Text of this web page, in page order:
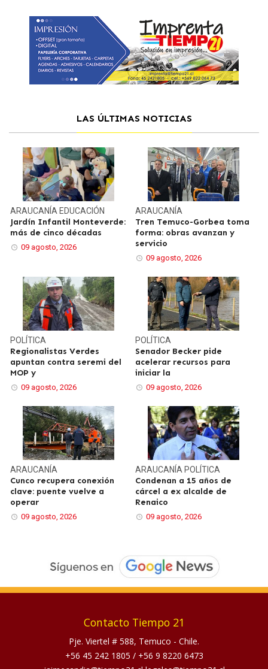
LAS ÚLTIMAS NOTICIAS
ARAUCANÍA EDUCACIÓN
Jardín Infantil Monteverde:
más de cinco décadas
09 agosto, 2026
ARAUCANÍA
Tren Temuco-Gorbea toma
forma: obras avanzan y
servicio
09 agosto, 2026
POLÍTICA
Regionalistas Verdes
apuntan contra seremi del
MOP y
09 agosto, 2026
POLÍTICA
Senador Becker pide
acelerar recursos para
iniciar la
09 agosto, 2026
ARAUCANÍA
Cunco recupera conexión
clave: puente vuelve a
operar
09 agosto, 2026
ARAUCANÍA POLÍTICA
Condenan a 15 años de
cárcel a ex alcalde de
Renaico
09 agosto, 2026
Contacto Tiempo 21
Pje. Viertel # 588, Temuco - Chile.
+56 45 242 1805 / +56 9 8220 6473